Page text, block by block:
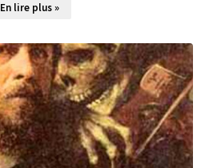
En lire plus »